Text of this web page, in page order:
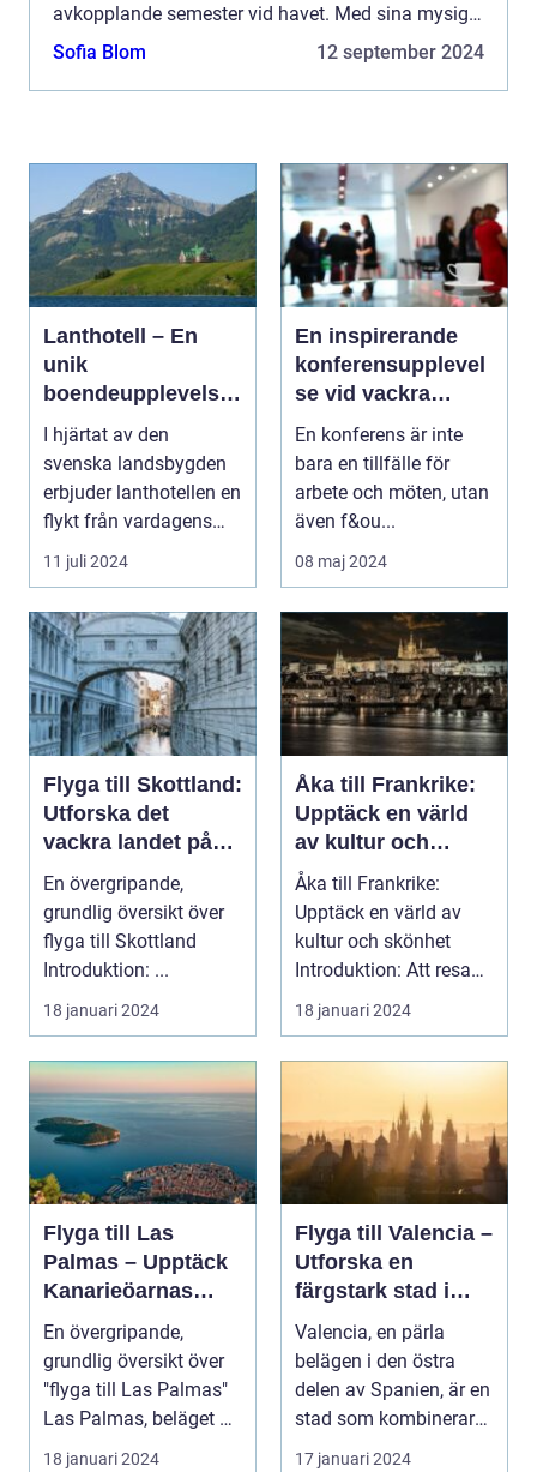
avkopplande semester vid havet. Med sina mysiga
hotell och närheten till natur, kultur och h...
Sofia Blom 12 september 2024
Lanthotell – En
unik
boendeupplevelse
i harmoni med
naturen
I hjärtat av den
svenska landsbygden
erbjuder lanthotellen en
flykt från vardagens
hektik...
11 juli 2024
En inspirerande
konferensupplevel
se vid vackra
Tylösand
En konferens är inte
bara en tillfälle för
arbete och möten, utan
även f&ou...
08 maj 2024
Flyga till Skottland:
Utforska det
vackra landet på
ännu enklast sätt
En övergripande,
grundlig översikt över
flyga till Skottland
Introduktion: ...
18 januari 2024
Åka till Frankrike:
Upptäck en värld
av kultur och
skönhet
Åka till Frankrike:
Upptäck en värld av
kultur och skönhet
Introduktion: Att resa
till Frankrike är...
18 januari 2024
Flyga till Las
Palmas – Upptäck
Kanarieöarnas
pärla
En övergripande,
grundlig översikt över
"flyga till Las Palmas"
Las Palmas, beläget på
Gran Canaria...
18 januari 2024
Flyga till Valencia –
Utforska en
färgstark stad i
Spanien
Valencia, en pärla
belägen i den östra
delen av Spanien, är en
stad som kombinerar
kustens skönhet m...
17 januari 2024